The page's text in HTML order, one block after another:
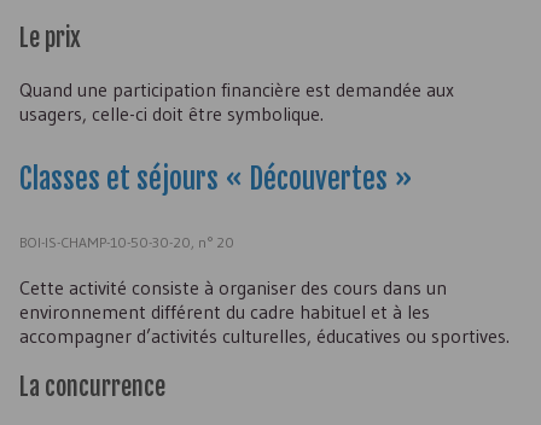
Le prix
Quand une participation financière est demandée aux
usagers, celle-ci doit être symbolique.
Classes et séjours « Découvertes »
BOI-IS-CHAMP-10-50-30-20, n° 20
Cette activité consiste à organiser des cours dans un
environnement différent du cadre habituel et à les
accompagner d’activités culturelles, éducatives ou sportives.
La concurrence